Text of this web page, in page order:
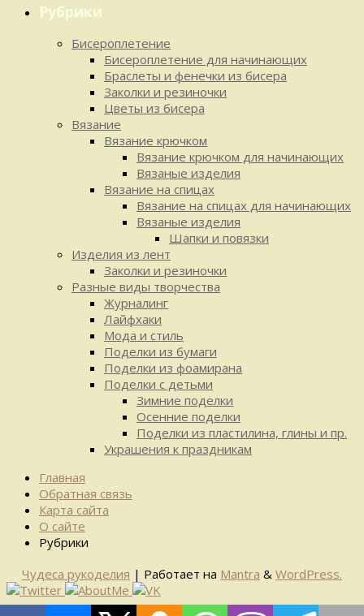
Рубрики
Бисероплетение
Бисероплетение для начинающих
Браслеты и фенечки из бисера
Заколки и резиночки
Цветы из бисера
Вязание
Вязание крючком
Вязание крючком для начинающих
Вязаные изделия
Вязание на спицах
Вязание на спицах для начинающих
Вязаные изделия
Шапки и повязки
Изделия из лент
Заколки и резиночки
Разные виды творчества
Журналинг
Лайфхаки
Мода и стиль
Поделки из бумаги
Поделки из фоамирана
Поделки с детьми
Зимние поделки
Осенние поделки
Поделки из пластилина, глины и пр.
Украшения к праздникам
Главная
Обратная связь
Карта сайта
О сайте
Рубрики
Чудеса рукоделия | Работает на Mantra & WordPress.